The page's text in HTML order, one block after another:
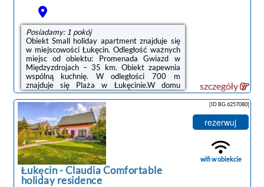
Posiadamy: 1 pokój
Obiekt Small holiday apartment znajduje się
w miejscowości Łukęcin. Odległość ważnych
miejsc od obiektu: Promenada Gwiazd w
Międzyzdrojach – 35 km. Obiekt zapewnia
wspólną kuchnię. W odległości 700 m
znajduje się Plaża w Łukęcinie.W domu
wakacyjnym zapewniono bezpłatne Wi-Fi,
telewizor z dostępem do kanałów kablowych
oraz kuchnię z lodówką i mikrofalówką.Doba
hotelowa od godziny 14:00 do 10:00.Check
your Belvilla booking confirmation for optional
facilities. These may require an extra charge
and should be ordered at least 2 weeks prior
arrival. Please note there are ...
szczegóły
Łukęcin-Claudia Comfortable
holiday residence
[ID BG.6257080]
rezerwuj
wifi w obiekcie